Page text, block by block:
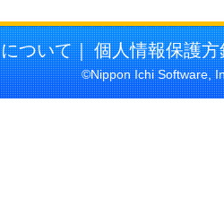
ついて｜ 個人情報保護方
©Nippon Ichi Software,